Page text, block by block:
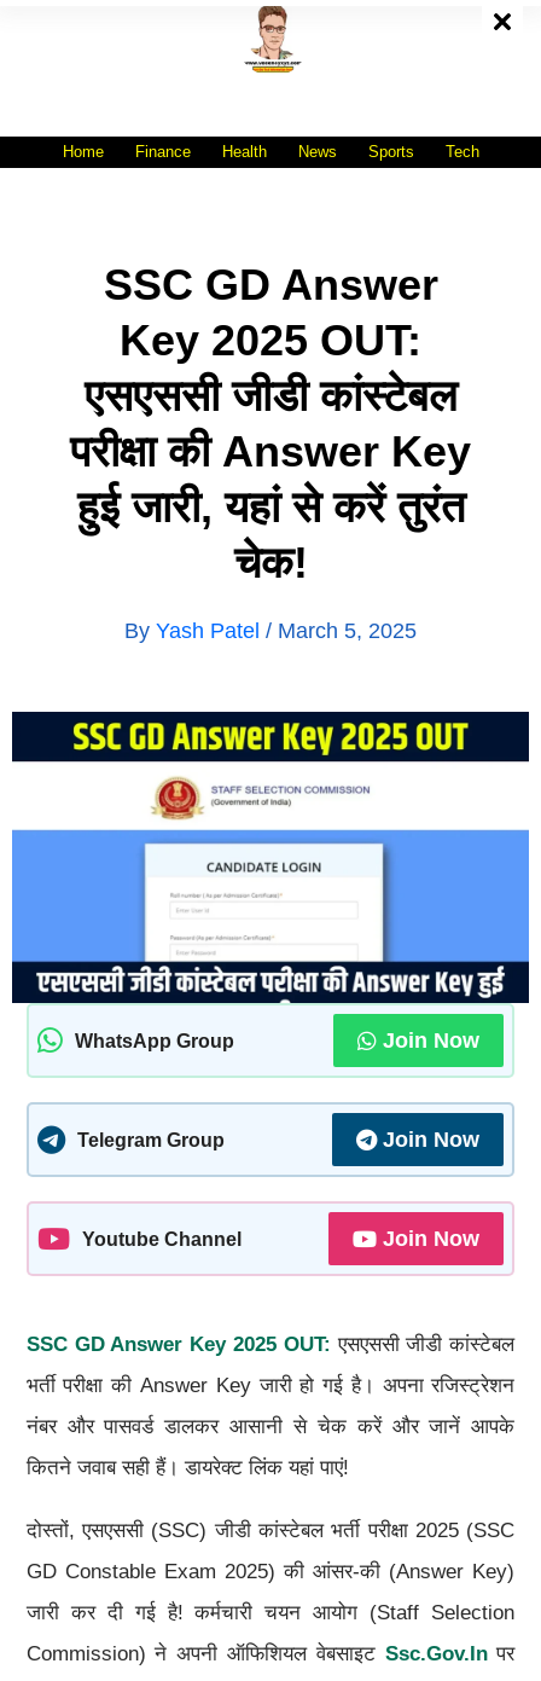
Home Finance Health News Sports Tech
SSC GD Answer
Key 2025 OUT:
एसएससी जीडी कांस्टेबल
परीक्षा की Answer Key
हुई जारी, यहां से करें तुरंत
चेक!
By Yash Patel / March 5, 2025
WhatsApp Group Join Now
Telegram Group Join Now
Youtube Channel Join Now
SSC GD Answer Key2025 OUT: एसएससी जीडी कांस्टेबल
भर्ती परीक्षा की Answer Key जारी हो गई है। अपना रजिस्ट्रेशन
नंबर और पासवर्ड डालकर आसानी से चेक करें और जानें आपके
कितने जवाब सही हैं। डायरेक्ट लिंक यहां पाएं!
दोस्तों, एसएससी (SSC) जीडी कांस्टेबल भर्ती परीक्षा 2025 (SSC
GD Constable Exam 2025) की आंसर-की (Answer Key)
जारी कर दी गई है! कर्मचारी चयन आयोग (Staff Selection
Commission) ने अपनी ऑफिशियल वेबसाइट Ssc.gov.inपर